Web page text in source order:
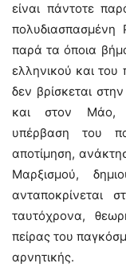
είναι πάντοτε
πολυδιασπασμένη
παρά τα όποια
ελληνικού και του
δεν βρίσκεται
και στον Μάο,
υπέρβαση του
αποτίμηση,
Μαρξισμού,
ανταποκρίνεται
ταυτόχρονα,
πείρας του
αρνητικής.